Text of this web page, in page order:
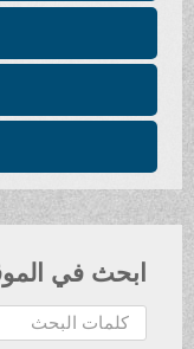
ابحث في الموقع